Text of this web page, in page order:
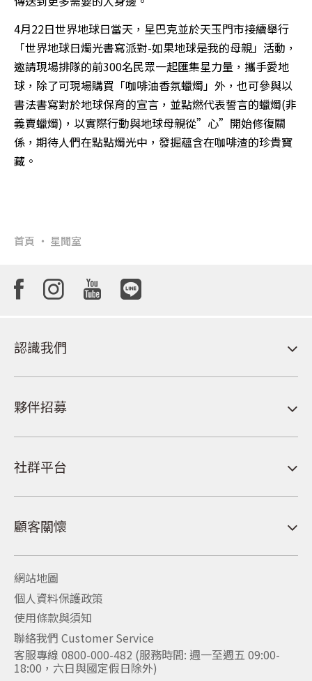
4月22日世界地球日當天，星巴克並於天玉門市接續舉行
「世界地球日燭光書寫派對-如果地球是我的母親」活動，
邀請現場排隊的前300名民眾一起匯集星力量，攜手愛地
球，除了可現場購買「咖啡油香氛蠟燭」外，也可參與以
書法書寫對於地球保育的宣言，並點燃代表誓言的蠟燭(非
義賣蠟燭)，以實際行動與地球母親從”心”開始修復關
係，期待人們在點點燭光中，發掘蘊含在咖啡渣的珍貴寶
藏。
首頁 星聞室
認識我們
夥伴招募
社群平台
顧客關懷
網站地圖
個人資料保護政策
使用條款與須知
聯絡我們 Customer Service
客服專線 0800-000-482 (服務時間: 週一至週五 09:00-
18:00，六日與國定假日除外)